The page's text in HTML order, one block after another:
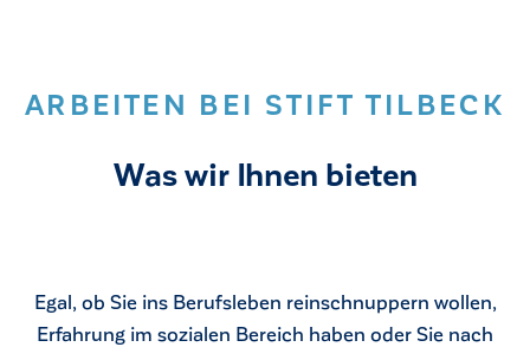
ARBEITEN BEI STIFT TILBECK
Was wir Ihnen bieten
Egal, ob Sie ins Berufsleben reinschnuppern wollen,
Erfahrung im sozialen Bereich haben oder Sie nach